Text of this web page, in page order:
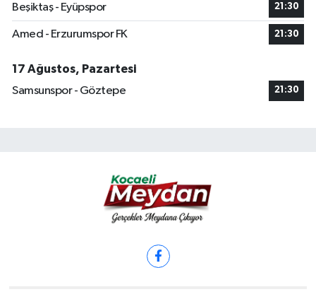
Beşiktaş - Eyüpspor 21:30
Amed - Erzurumspor FK 21:30
17 Ağustos, Pazartesi
Samsunspor - Göztepe
21:30